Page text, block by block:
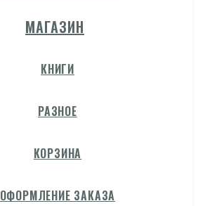
МАГАЗИН
КНИГИ
РАЗНОЕ
КОРЗИНА
ОФОРМЛЕНИЕ ЗАКАЗА